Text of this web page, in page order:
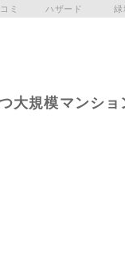
ミ ハザード 緑
大規模マンシ